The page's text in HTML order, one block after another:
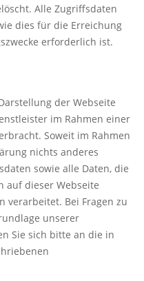
Alle Zugriffsdaten
dies für die Erreichung
erforderlich ist.
der Webseite
im Rahmen einer
Soweit im Rahmen
nichts anderes
sowie alle Daten, die
auf dieser Webseite
verarbeitet. Bei Fragen zu
unserer
Sie sich bitte an die in